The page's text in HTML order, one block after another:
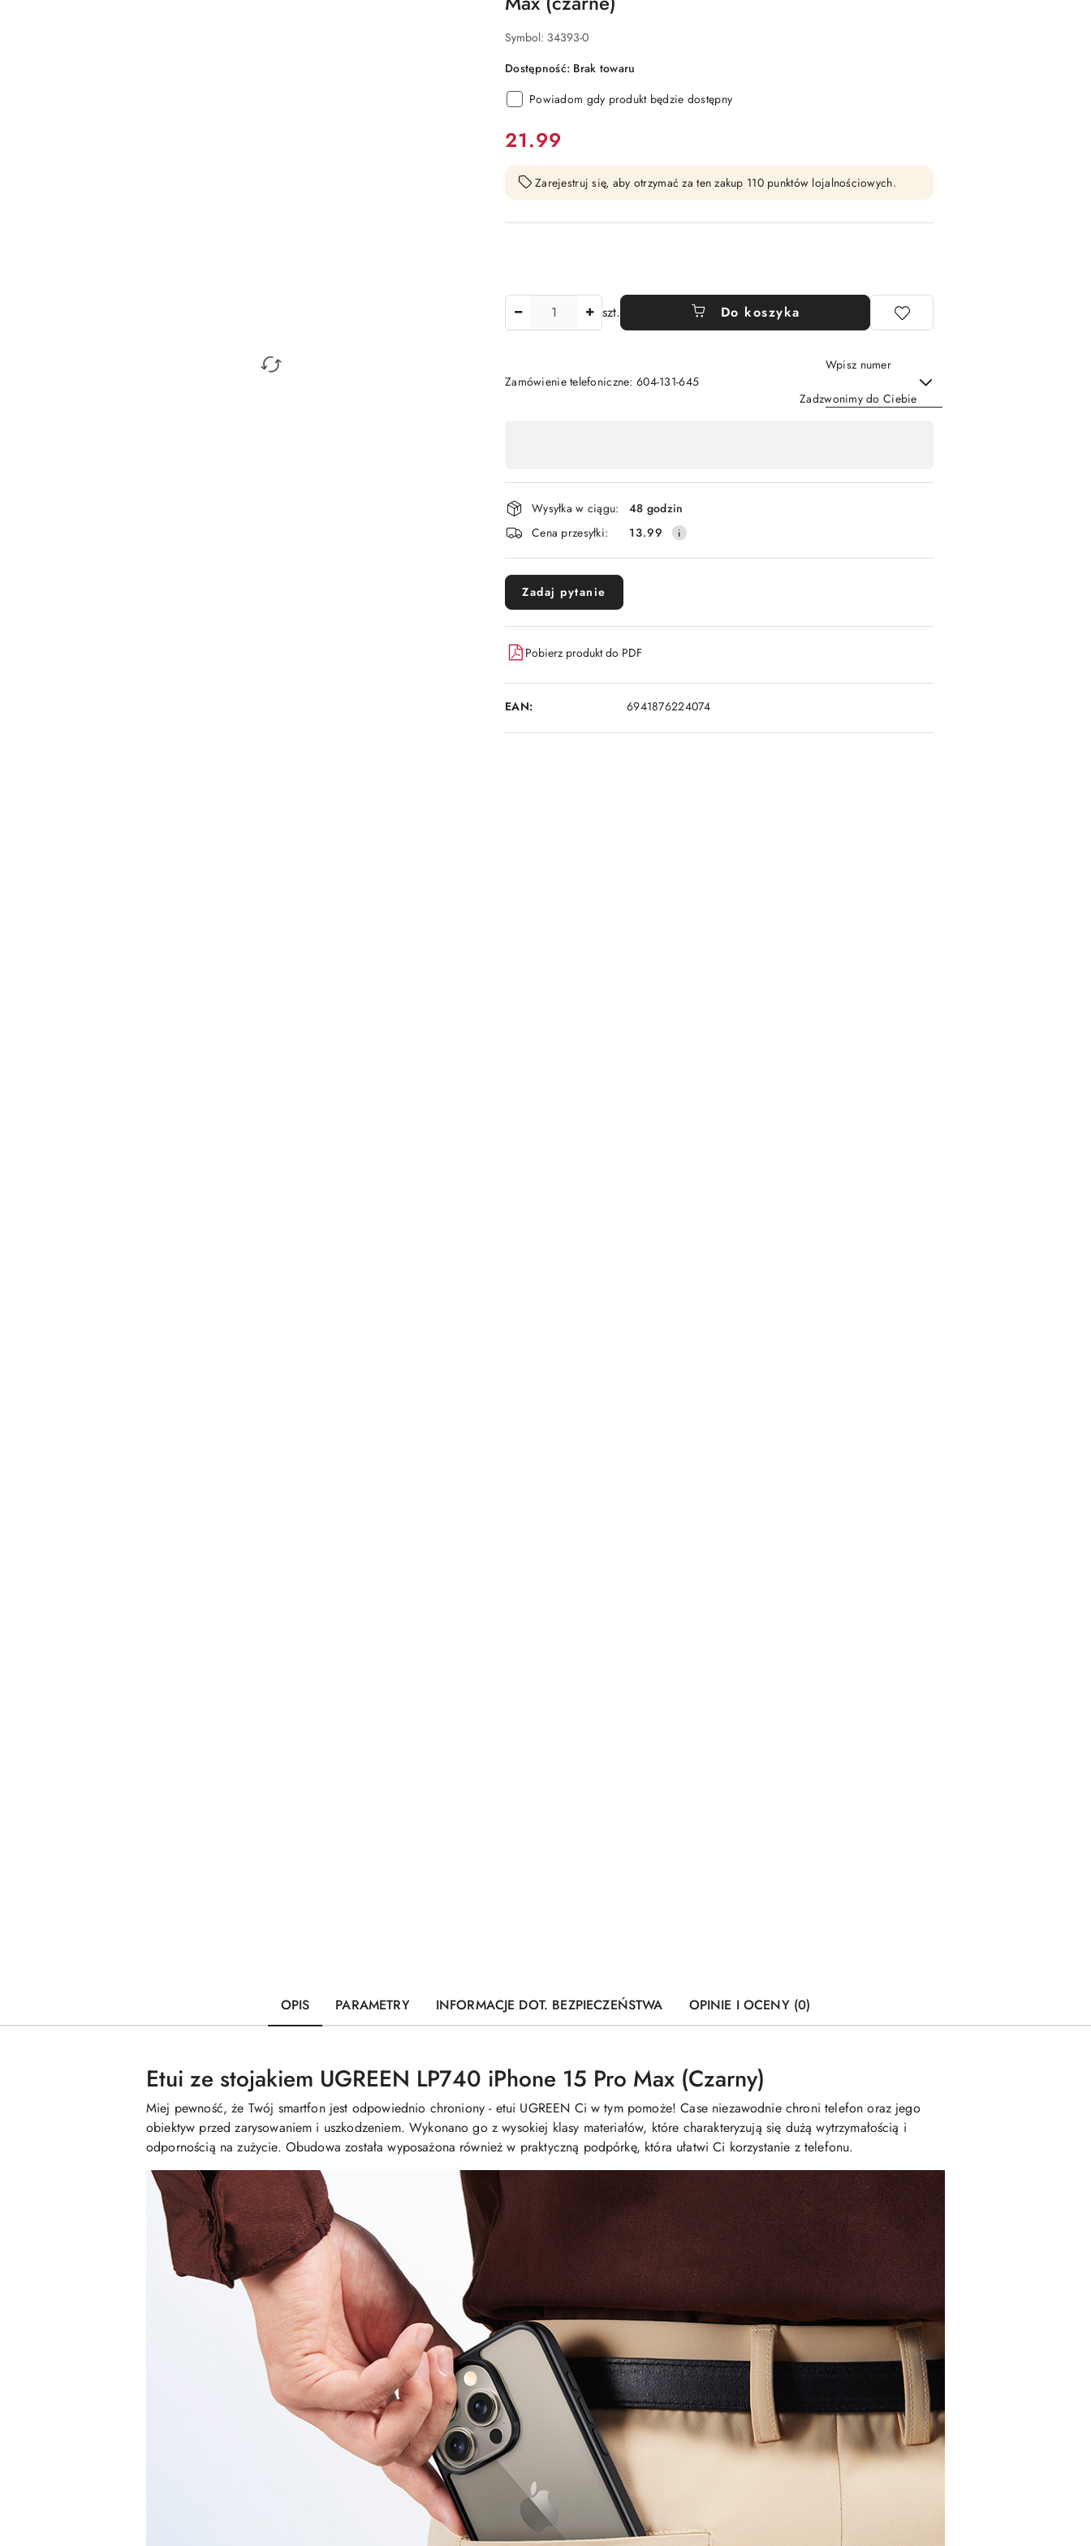
Symbol: 34393-0
Dostępność: Brak towaru
Powiadom gdy produkt będzie dostępny
cena:
21.99
Zarejestruj się, aby otrzymać za ten zakup 110 punktów lojalnościowych.
szt. Do koszyka
Zamówienie telefoniczne: 604-131-645
Wpisz numer
Zadzwonimy do Ciebie
płatność
i
dostawa
Wysyłka w ciągu:
48 godzin
Cena przesyłki:
13.99
Zadaj pytanie
Pobierz produkt do PDF
EAN: 6941876224074
OPIS PARAMETRY INFORMACJE DOT. BEZPIECZEŃSTWA OPINIE I OCENY (0)
Etui ze stojakiem UGREEN LP740 iPhone 15 Pro Max (Czarny)
Miej pewność, że Twój smartfon jest odpowiednio chroniony - etui UGREEN Ci w tym pomoże! Case niezawodnie chroni telefon oraz jego
obiektyw przed zarysowaniem i uszkodzeniem. Wykonano go z wysokiej klasy materiałów, które charakteryzują się dużą wytrzymałością i
odpornością na zużycie. Obudowa została wyposażona również w praktyczną podpórkę, która ułatwi Ci korzystanie z telefonu.